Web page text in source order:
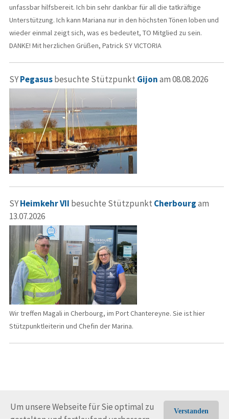
Verstanden
Um unsere Webseite für Sie optimal zu
unfassbar hilfsbereit. Ich bin sehr dankbar für all die tatkräftige
Unterstützung. Ich kann Mariana nur in den höchsten Tönen loben und
wieder einmal zeigt sich, was es bedeutet, TO Mitglied zu sein.
DANKE! Mit herzlichen Grüßen, Patrick SY VICTORIA
SYPegasusbesuchte Stützpunkt Gijonam 08.08.2026
SYHeimkehr VII besuchte Stützpunkt Cherbourgam
13.07.2026
Wir treffen Magali in Cherbourg, im Port Chantereyne. Sie ist hier
Stützpunktleiterin und Chefin der Marina.